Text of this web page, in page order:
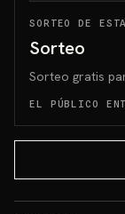
SORTEO DE
Sorteo
Sorteo gratis
EL PÚBLICO